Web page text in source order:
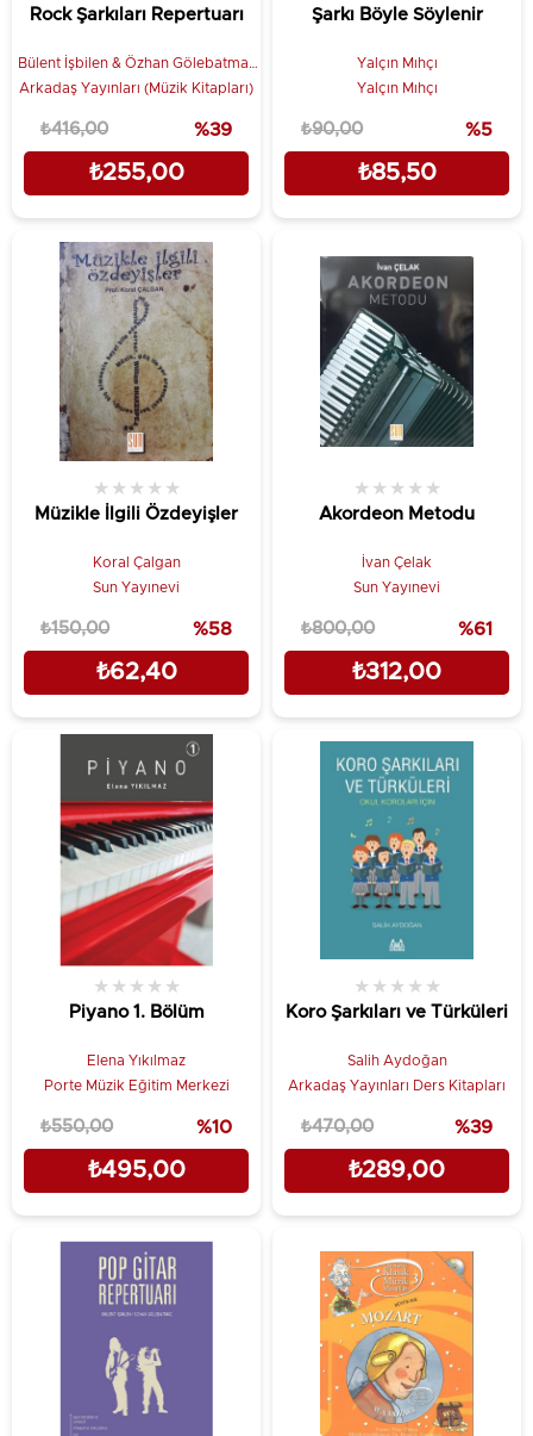
Rock Şarkıları Repertuarı
Bülent İşbilen & Özhan Gölebatmaz
& Güray Demir
Arkadaş Yayınları (Müzik Kitapları)
₺255,00
₺416,00 %39
Şarkı Böyle Söylenir
Yalçın Mıhçı
Yalçın Mıhçı
₺85,50
₺90,00 %5
Müzikle İlgili Özdeyişler
★ ★ ★ ★ ★
Koral Çalgan
Sun Yayınevi
₺62,40
₺150,00 %58
Akordeon Metodu
★ ★ ★ ★ ★
İvan Çelak
Sun Yayınevi
₺312,00
₺800,00 %61
Piyano 1. Bölüm
★ ★ ★ ★ ★
Elena Yıkılmaz
Porte Müzik Eğitim Merkezi
₺495,00
₺550,00 %10
Koro Şarkıları ve Türküleri
★ ★ ★ ★ ★
Salih Aydoğan
Arkadaş Yayınları Ders Kitapları
₺289,00
₺470,00 %39